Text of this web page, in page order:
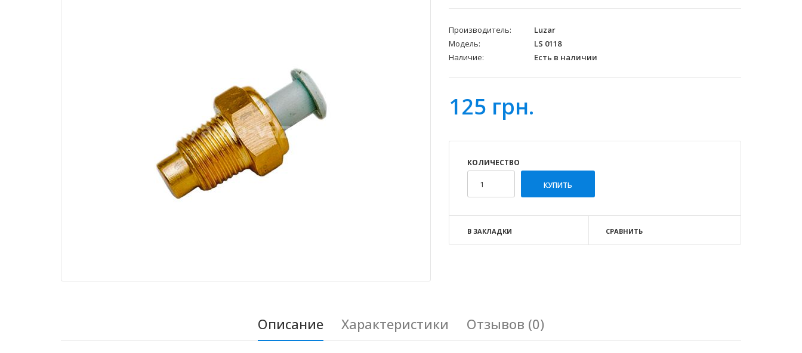
Производитель:
Luzar
Модель:
LS 0118
Наличие:
Есть в наличии
125 грн.
КОЛИЧЕСТВО
В ЗАКЛАДКИ СРАВНИТЬ
Описание Характеристики Отзывов (0)